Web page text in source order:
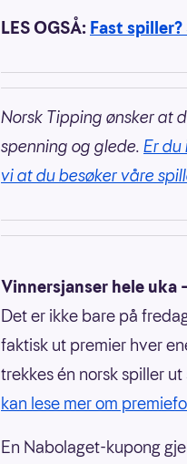
LES OGSÅ: Fast
Norsk Tipping ønsker at
spenning og glede. Er
vi at du besøker våre
Vinnersjanser hele uka
Det er ikke bare på
faktisk ut premier hver
trekkes én norsk spiller
kan lese mer om
En Nabolaget-kupong